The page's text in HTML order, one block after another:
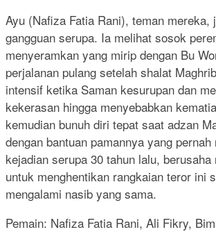
Ayu (Nafiza Fatia Rani), teman mereka,
gangguan serupa. Ia melihat sosok
menyeramkan yang mirip dengan Bu
perjalanan pulang setelah shalat
intensif ketika Saman kesurupan dan
kekerasan hingga menyebabkan
kemudian bunuh diri tepat saat adzan
dengan bantuan pamannya yang pernah
kejadian serupa 30 tahun lalu,
untuk menghentikan rangkaian teror ini
mengalami nasib yang sama.
Pemain: Nafiza Fatia Rani, Ali Fikry,